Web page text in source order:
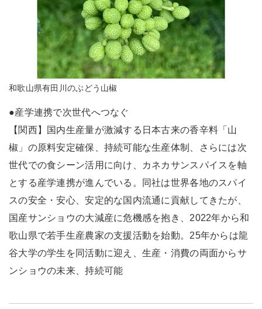
和歌山県有田川のぶどう山椒
●産学連携で次世代へつなぐ
【関西】国内生産量が激減する日本古来の香辛料「山
椒」の原料安定確保、持続可能な生産体制、さらには次
世代での食シーン活用に向け、カネカサンスパイスを軸
とする産学連携が進んでいる。同社は世界各地のスパイ
スの安全・安心、安定的な国内流通に貢献してきたが、
国産サンショウの大減産に危機感を抱き、2022年から和
歌山県で若手生産農家の支援活動を始動。25年からは龍
谷大学の学生を同活動に迎え、生産・消費の両面からサ
ンショウの未来、持続可能